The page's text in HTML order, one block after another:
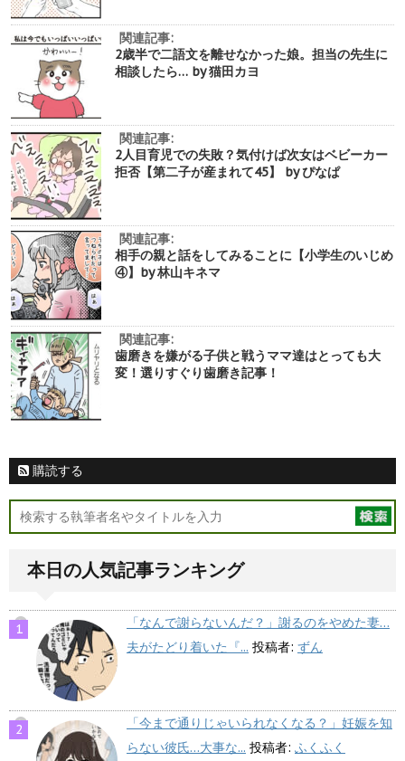
関連記事:
2歳半で二語文を離せなかった娘。担当の先生に
相談したら… by 猫田カヨ
関連記事:
2人目育児での失敗？気付けば次女はベビーカー
拒否【第二子が産まれて45】 by ぴなぱ
関連記事:
相手の親と話をしてみることに【小学生のいじめ
④】by 林山キネマ
関連記事:
歯磨きを嫌がる子供と戦うママ達はとっても大
変！選りすぐり歯磨き記事！
購読する
本日の人気記事ランキング
「なんで謝らないんだ？」謝るのをやめた妻…
夫がたどり着いた『... 投稿者: ずん
「今まで通りじゃいられなくなる？」妊娠を知
らない彼氏…大事な... 投稿者: ふくふく